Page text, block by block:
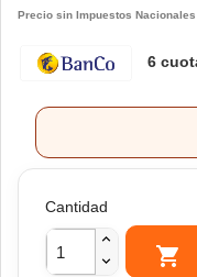
Precio sin Impuestos
6
Cantidad
